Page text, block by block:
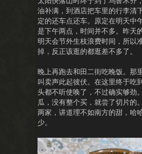
油补满，到酒店把车里的行李清
定的还车点还车。原定在明天中
是下午两点，时间并不多。昨天
明天会节外生枝浪费时间，所以
掉，反正该逛的都逛差不多了。
晚上再跑去和田二街吃晚饭。那
叫卖声此起彼伏。在这里终于吃
头都不听使唤了，不过确实够劲
瓜，没有整个买，就尝了切片的
两家，讲道理不如南方的甜，哈
少。